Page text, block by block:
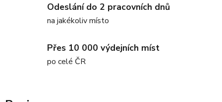
Odeslání do 2 pracovních dnů
na jakékoliv místo
Přes 10 000 výdejních míst
po celé ČR